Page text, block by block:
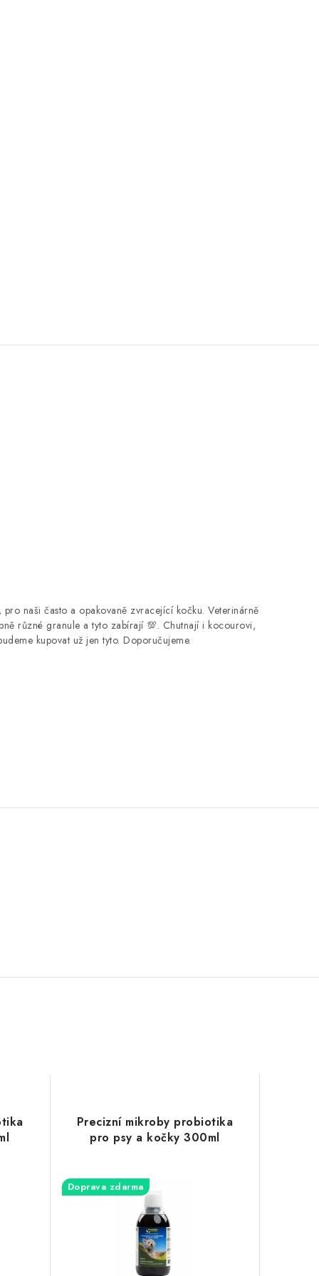
naši často a opakovaně zvracející kočku. Veterinárně
různé granule a tyto zabírají 💯. Chutnají i kocourovi,
kupovat už jen tyto. Doporučujeme.
Precizní mikroby probiotika
pro psy a kočky 300ml
Doprava zdarma